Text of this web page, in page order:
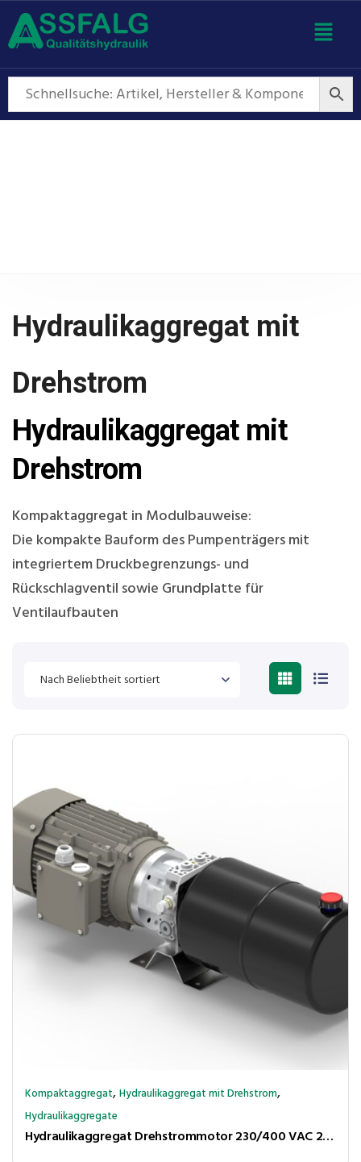
Hydraulikaggregat mit
Drehstrom
Hydraulikaggregat mit
Drehstrom
Kompaktaggregat in Modulbauweise:
Die kompakte Bauform des Pumpenträgers mit
integriertem Druckbegrenzungs- und
Rückschlagventil sowie Grundplatte für
Ventilaufbauten
Kompaktaggregat,Hydraulikaggregat mit Drehstrom,
Hydraulikaggregate
Hydraulikaggregat Drehstrommotor 230/400 VAC 210 bar 1,6l/min